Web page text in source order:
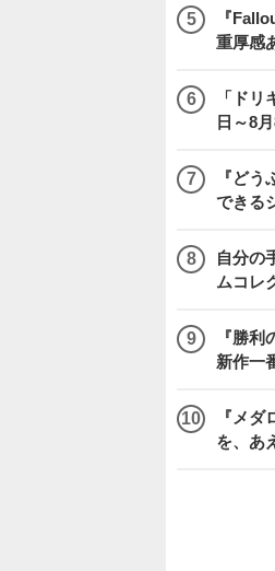
『
重厚感
「ド
日～8
『ど
できる
自分の
ムコレ
『勝
新作一
『メ
を、あ